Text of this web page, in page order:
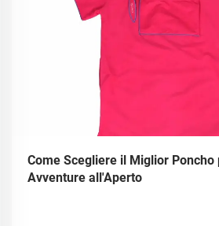
Come Scegliere il Miglior
Avventure all'Aperto